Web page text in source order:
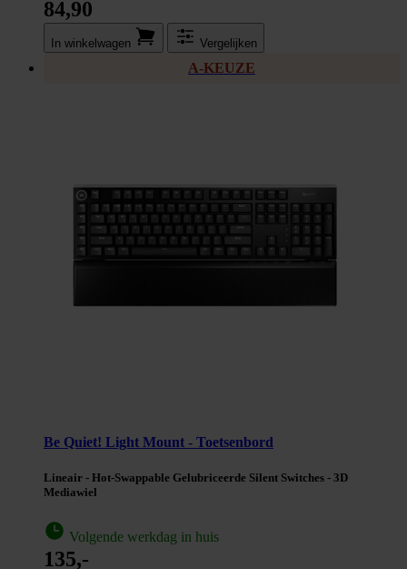
84,90
In winkel­wagen Vergelijken
A-KEUZE
Be Quiet! Light Mount - Toetsenbord
Lineair - Hot-Swappable Gelubriceerde Silent Switches - 3D
Mediawiel
Volgende werkdag in huis
135,-